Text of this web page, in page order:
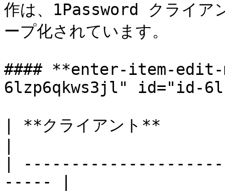
作は、1Password クライア
ープ化されています。
#### **enter-item-
6lzp6qkws3jl" id="id-
| **クライアント**
|
----- |